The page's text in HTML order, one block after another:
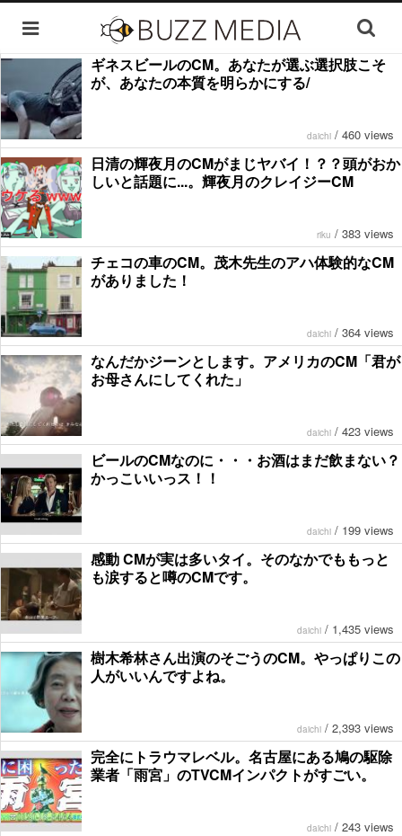
ギネスビールのCM。あなたが選ぶ選択肢こそ
が、あなたの本質を明らかにする/
daichi / 460 views
日清の輝夜月のCMがまじヤバイ！？？頭がおか
しいと話題に...。輝夜月のクレイジーCM
riku / 383 views
チェコの車のCM。茂木先生のアハ体験的なCM
がありました！
daichi / 364 views
なんだかジーンとします。アメリカのCM「君が
お母さんにしてくれた」
daichi / 423 views
ビールのCMなのに・・・お酒はまだ飲まない？
かっこいいっス！！
daichi / 199 views
感動 CMが実は多いタイ。そのなかでももっと
も涙すると噂のCMです。
daichi / 1,435 views
樹木希林さん出演のそごうのCM。やっぱりこの
人がいいんですよね。
daichi / 2,393 views
完全にトラウマレベル。名古屋にある鳩の駆除
業者「雨宮」のTVCMインパクトがすごい。
daichi / 243 views